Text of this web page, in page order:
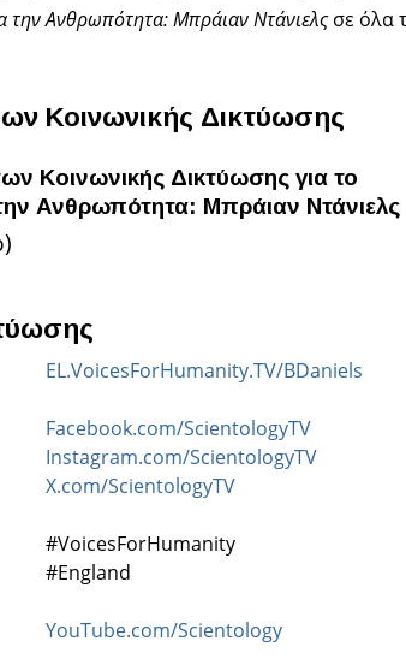
την Ανθρωπότητα: Μπράιαν Ντάνιελςσε όλα
Κοινωνικής Δικτύωσης
Κοινωνικής Δικτύωσης για το
Ανθρωπότητα: Μπράιαν Ντάνιελς
EL.VoicesForHumanity.TV/BDaniels
Facebook.com/ScientologyTV
Instagram.com/ScientologyTV
X.com/ScientologyTV
‎#VoicesForHumanity
‎#England
YouTube.com/Scientology